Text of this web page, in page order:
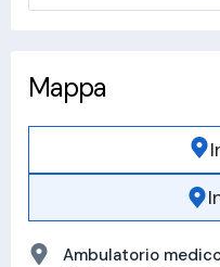
Mappa
Ambulatorio